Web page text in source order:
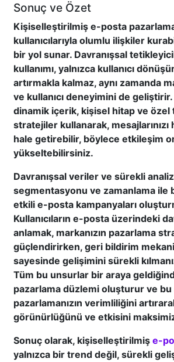
Sonuç ve Özet
Kişiselleştirilmiş e-posta
kullanıcılarıyla olumlu ilişkiler
bir yol sunar. Davranışsal
kullanımı, yalnızca kullanıcı
artırmakla kalmaz, aynı zamanda
ve kullanıcı deneyimini de
dinamik içerik, kişisel hitap ve
stratejiler kullanarak, mesajlarınızı
hale getirebilir, böylece etkileşim
yükseltebilirsiniz.
Davranışsal veriler ve sürekli
segmentasyonu ve zamanlama ile
etkili e-posta kampanyaları
Kullanıcıların e-posta üzerindeki
anlamak, markanızın pazarlama
güçlendirirken, geri bildirim
sayesinde gelişimini sürekli
Tüm bu unsurlar bir araya
pazarlama düzlemi oluşturur ve
pazarlamanızın verimliliğini
görünürlüğünü ve etkisini
Sonuç olarak, kişiselleştirilmiş e-
yalnızca bir trend değil, sürekli